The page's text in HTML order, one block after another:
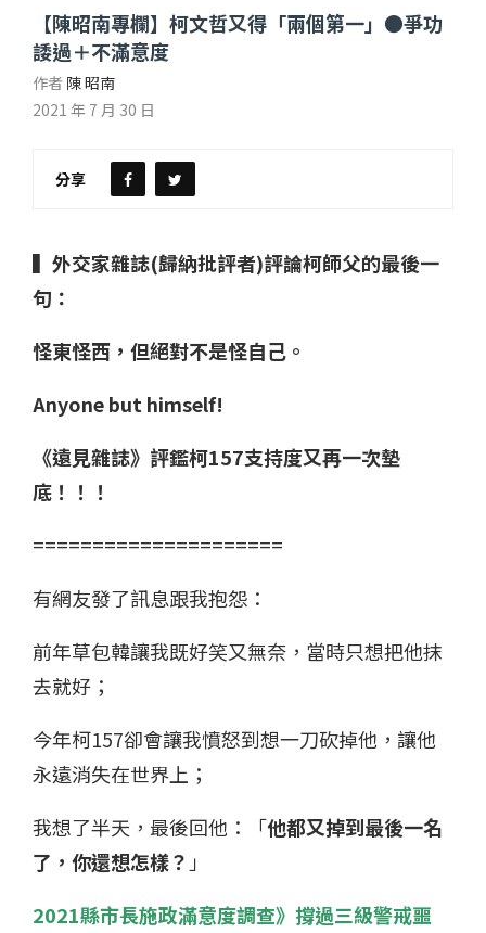
【陳昭南專欄】柯文哲又得「兩個第一」●爭功
諉過＋不滿意度
作者 陳 昭南
2021 年 7 月 30 日
分享
▍外交家雜誌(歸納批評者)評論柯師父的最後一
句：
怪東怪西，但絕對不是怪自己。
Anyone but himself!
《遠見雜誌》評鑑柯157支持度又再一次墊
底！！！
=====================
有網友發了訊息跟我抱怨：
前年草包韓讓我既好笑又無奈，當時只想把他抹
去就好；
今年柯157卻會讓我憤怒到想一刀砍掉他，讓他
永遠消失在世界上；
我想了半天，最後回他：「他都又掉到最後一名
了，你還想怎樣？ 」
2021縣市長施政滿意度調查》撐過三級警戒噩